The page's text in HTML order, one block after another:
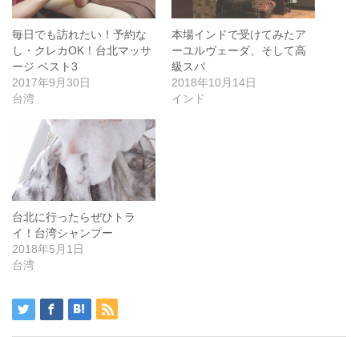
毎日でも訪れたい！予約な
し・クレカOK！台北マッサ
ージ ベスト3
2017年9月30日
台湾
本場インドで受けてみたア
ーユルヴェーダ、そして高
級スパ
2018年10月14日
インド
台北に行ったらぜひトラ
イ！台湾シャンプー
2018年5月1日
台湾